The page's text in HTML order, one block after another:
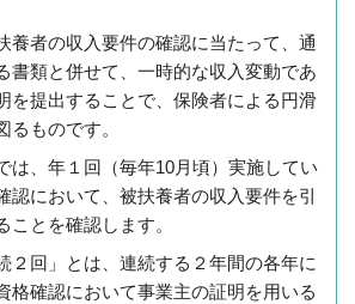
養者の収入要件の確認に当たって、通
書類と併せて、一時的な収入変動であ
を提出することで、保険者による円滑
るものです。
は、年１回（毎年10月頃）実施してい
認において、被扶養者の収入要件を引
ことを確認します。
２回」とは、連続する２年間の各年に
格確認において事業主の証明を用いる